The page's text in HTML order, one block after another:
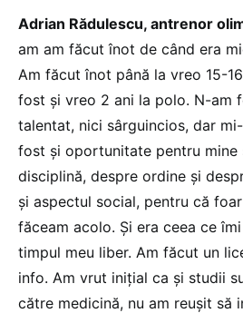
Adrian Rădulescu, antrenor
am am făcut înot de când era
Am făcut înot până la vreo 15-
fost și vreo 2 ani la polo. N-am
talentat, nici sârguincios, dar
fost și oportunitate pentru mine
disciplină, despre ordine și
și aspectul social, pentru că
făceam acolo. Și era ceea ce
timpul meu liber. Am făcut un
info. Am vrut inițial ca și studii
către medicină, nu am reușit să